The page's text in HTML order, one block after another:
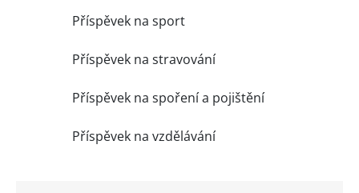
Příspěvek na sport
Příspěvek na stravování
Příspěvek na spoření a pojištění
Příspěvek na vzdělávání